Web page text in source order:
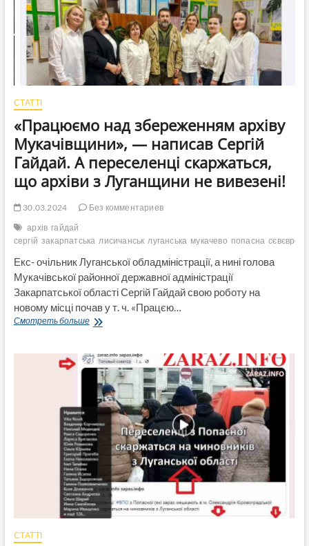
Попаснянську
МВА
і
збільшення
доходів
в
СТАТТІ
«Працюємо над збереженням архіву
Мукачівщини», — написав Сергій
Гайдай. А переселенці скаржаться,
що архіви з Луганщини не вивезені!
30.03.2024
Без комментариев
архів гайдай
сергій закарпатська лисичанськ луганська мукачево попасна
Екс- очільник Луганської обладміністрації, а нині голова
Мукачівської районної державної адміністрації
Закарпатської області Сергій Гайдай свою роботу на
новому місці почав у т. ч. «Працєю…
Смотреть больше«Працюємо
архіву
Мукачівщини»,
написав
Сергій
Гайдай.
А
переселенці
скаржаться,
архіви
з
Луганщини
не
СТАТТІ